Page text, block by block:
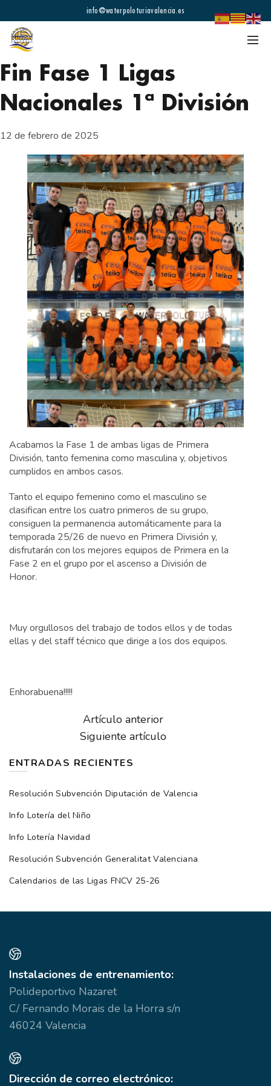
info@waterpoloturiavalencia.es
Fin Fase 1 Ligas
Nacionales 1ª División
12 de febrero de 2025
Acabamos la Fase 1 de ambas ligas de Primera
División, tanto femenina como masculina y, objetivos
cumplidos en ambos casos.
Tanto el equipo femenino como el masculino se
clasifican entre los cuatro primeros de su grupo,
consiguen la permanencia automáticamente para la
temporada 25/26 de nuevo en Primera División y,
disfrutarán con los mejores equipos de Primera en la
Fase 2 en el grupo por el ascenso a División de
Honor.
Muy orgullosos del trabajo de todos ellos y de todas
ellas y del staff técnico que dirige a los dos equipos.
Enhorabuena!!!!!
Artículo anterior
Siguiente artículo
ENTRADAS RECIENTES
Resolución Subvención Diputación de Valencia
Info Lotería del Niño
Info Lotería Navidad
Resolución Subvención Generalitat Valenciana
Calendarios de las Ligas FNCV 25-26
Instalaciones de entrenamiento:
Polideportivo Nazaret
C/ Fernando Morais de la Horra s/n
46024 Valencia
Dirección de correo electrónico: